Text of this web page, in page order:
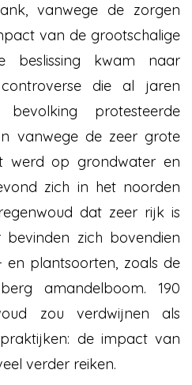
vanwege de zorgen
van de grootschalige
beslissing kwam naar
die al jaren
protesteerde
vanwege de zeer grote
werd op grondwater en
zich in het noorden
dat zeer rijk is
bevinden zich bovendien
en plantsoorten, zoals de
amandelboom. 190
zou verdwijnen als
de impact van
verder reiken.